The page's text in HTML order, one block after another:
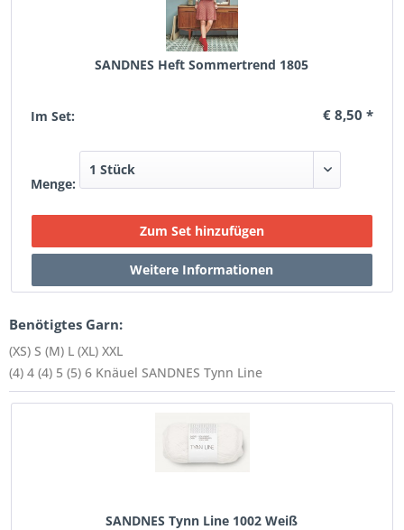
SANDNES Heft Sommertrend 1805
Im Set: € 8,50 *
Menge:
Benötigtes Garn:
(XS) S (M) L (XL) XXL
(4) 4 (4) 5 (5) 6 Knäuel SANDNES Tynn Line
SANDNES Tynn Line 1002 Weiß